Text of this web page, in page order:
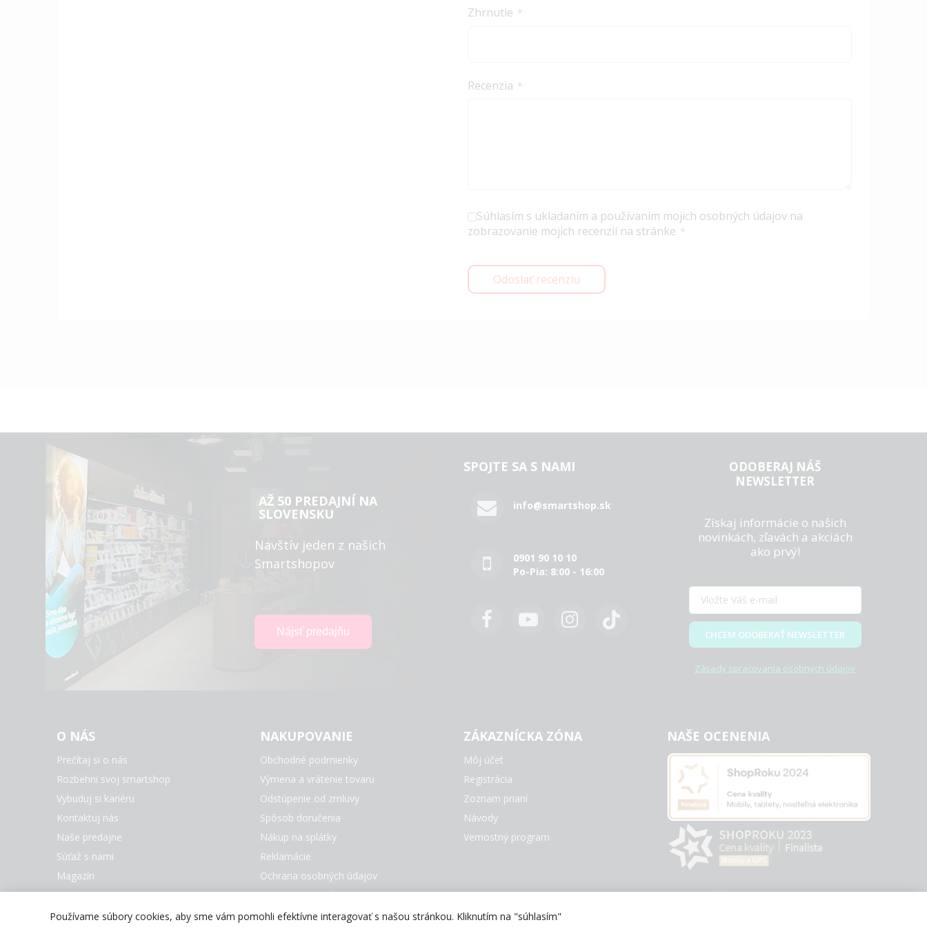
Zhrnutie
Recenzia
Súhlasím s ukladaním a používaním mojich osobných údajov na
zobrazovanie mojich recenzií na stránke
Odoslať recenziu
AŽ 50 PREDAJNÍ NA
SLOVENSKU
Navštív jeden z našich
Smartshopov
SPOJTE SA S NAMI
info@smartshop.sk
0901 90 10 10
Po-Pia: 8:00 - 16:00
ODOBERAJ NÁŠ
NEWSLETTER
Získaj informácie o našich
novinkách, zľavách a akciách
ako prvý!
CHCEM ODOBERAŤ NEWSLETTER
Zásady spracovania osobných údajov
O NÁS
Prečítaj si o nás
Rozbehni svoj smartshop
Vybuduj si kariéru
Kontaktuj nás
Naše predajne
Súťaž s nami
Magazín
NAKUPOVANIE
Obchodné podmienky
Výmena a vrátenie tovaru
Odstúpenie od zmluvy
Spôsob doručenia
Nákup na splátky
Reklamácie
Ochrana osobných údajov
Nastavenie Cookies
Všetky značky
ZÁKAZNÍCKA ZÓNA
Môj účet
Registrácia
Zoznam prianí
Návody
Vernostný program
NAŠE OCENENIA
Používame súbory cookies, aby sme vám pomohli efektívne interagovať s našou stránkou. Kliknutím na "súhlasím"